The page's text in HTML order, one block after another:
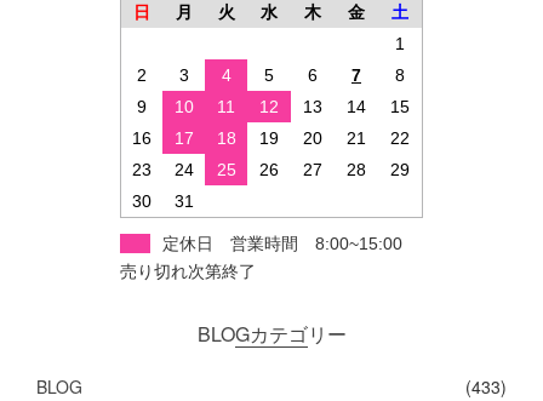
日
月 火 水 木 金
土
1
2
3 4 5 6 7
8
9
10 11 12 13 14
15
16
17 18 19 20 21
22
23
24 25 26 27 28
29
30
31
定休日 営業時間 8:00~15:00
売り切れ次第終了
BLOGカテゴリー
BLOG (433)